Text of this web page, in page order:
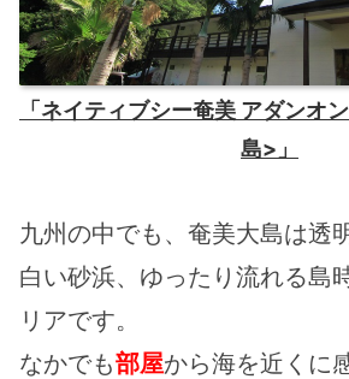
「ネイティブシー奄美 アダンオ
島>」
九州の中でも、奄美大島は透
白い砂浜、ゆったり流れる島
リアです。
なかでも部屋から海を近くに